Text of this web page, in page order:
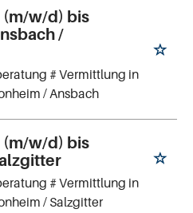
w/d) bis
/
# Vermittlung in
/ Ansbach
w/d) bis
# Vermittlung in
/ Salzgitter